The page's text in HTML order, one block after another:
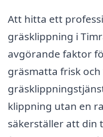
Att hitta ett
gräsklippning i
avgörande faktor
gräsmatta frisk och
klippning utan en
säkerställer att din